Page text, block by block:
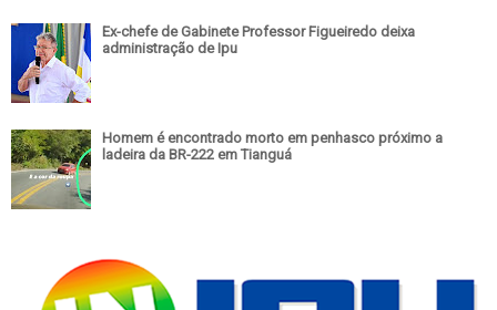
Ex-chefe de Gabinete Professor Figueiredo deixa
administração de Ipu
Homem é encontrado morto em penhasco próximo a
ladeira da BR-222 em Tianguá